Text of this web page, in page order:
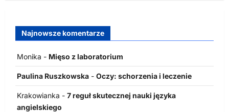
Najnowsze komentarze
Monika - Mięso z laboratorium
Paulina Ruszkowska - Oczy: schorzenia i leczenie
Krakowianka - 7 reguł skutecznej nauki języka
angielskiego